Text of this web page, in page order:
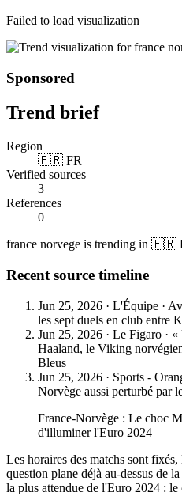
Failed to load visualization
Sponsored
Trend brief
Region
🇫🇷 FR
Verified sources
3
References
0
france norvege is trending in 🇫🇷
Recent source timeline
Jun 25, 2026 · L'Équipe ·
les sept duels en club entre
Jun 25, 2026 · Le Figaro · «
Haaland, le Viking
Bleus
Jun 25, 2026 · Sports -
Norvège aussi perturbé par
France-Norvège : Le choc
d'illuminer l'Euro 2024
Les horaires des matchs sont
question plane déjà au-dessus de
la plus attendue de l'Euro 2024 :